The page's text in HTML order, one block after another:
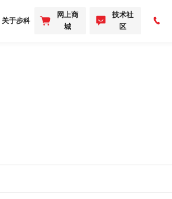
关于步科
网上商
城
技术社
区